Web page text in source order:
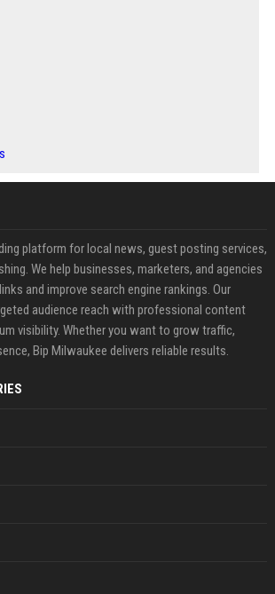
platform for local news, guest posting services,
We help businesses, marketers, and agencies
and improve search engine rankings. Our
audience reach with professional content
visibility. Whether you want to grow traffic,
Bip Milwaukee delivers reliable results.